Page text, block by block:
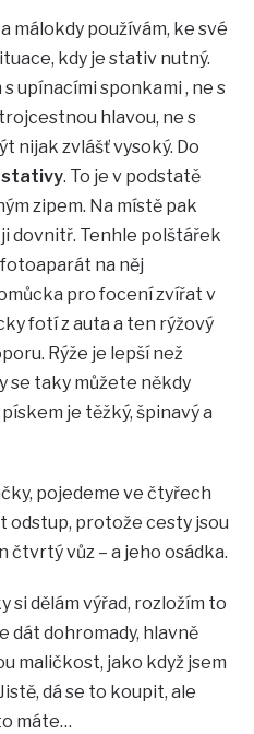
málokdy používám, ke své
kdy je stativ nutný.
upínacími sponkami , ne s
hlavou, ne s
nijak zvlášť vysoký. Do
stativy. To je v podstatě
zipem. Na místě pak
dovnitř. Tenhle polštářek
na něj
pro focení zvířat v
fotí z auta a ten rýžový
Rýže je lepší než
se taky můžete někdy
je těžký, špinavý a
pojedeme ve čtyřech
odstup, protože cesty jsou
čtvrtý vůz – a jeho osádka.
si dělám výřad, rozložím to
dát dohromady, hlavně
maličkost, jako když jsem
dá se to koupit, ale
máte…